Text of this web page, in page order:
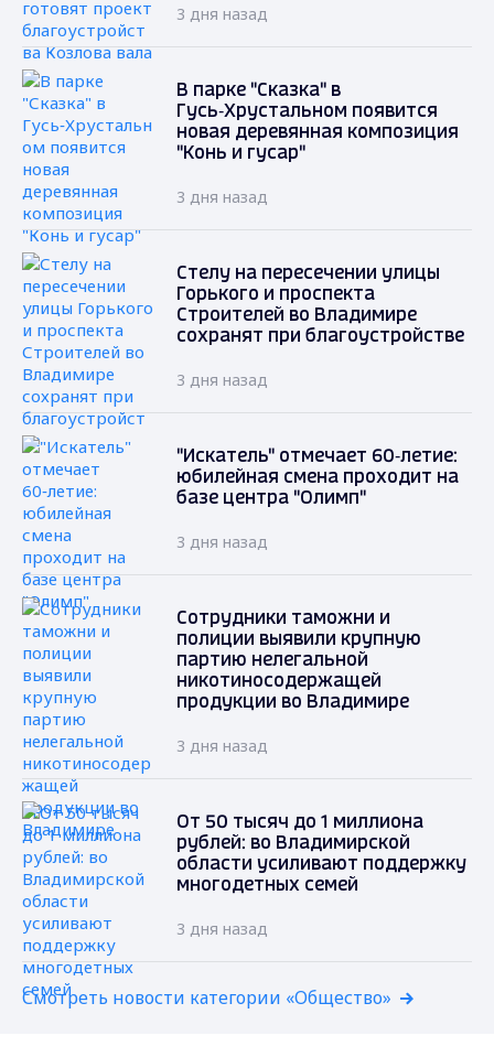
3 дня назад
В парке "Сказка" в
Гусь‑Хрустальном появится
новая деревянная композиция
"Конь и гусар"
3 дня назад
Стелу на пересечении улицы
Горького и проспекта
Строителей во Владимире
сохранят при благоустройстве
3 дня назад
"Искатель" отмечает 60‑летие:
юбилейная смена проходит на
базе центра "Олимп"
3 дня назад
Сотрудники таможни и
полиции выявили крупную
партию нелегальной
никотиносодержащей
продукции во Владимире
3 дня назад
От 50 тысяч до 1 миллиона
рублей: во Владимирской
области усиливают поддержку
многодетных семей
3 дня назад
Смотреть новости категории «Общество»